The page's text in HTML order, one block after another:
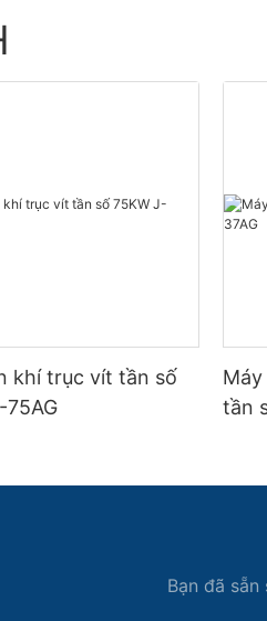
khí trục vít tần số
75AG
tần
Bạn đã